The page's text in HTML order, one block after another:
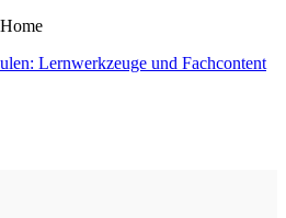
Home
Lernwerkzeuge und Fachcontent